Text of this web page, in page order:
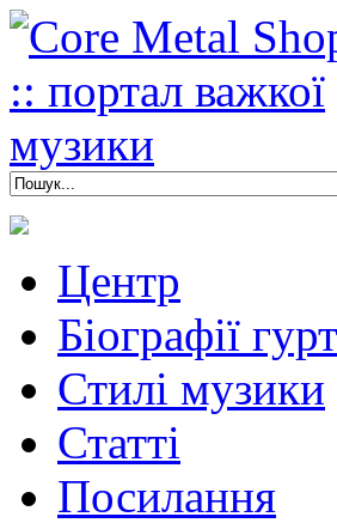
Центр
Біографії
Стилі музики
Статті
Посилання